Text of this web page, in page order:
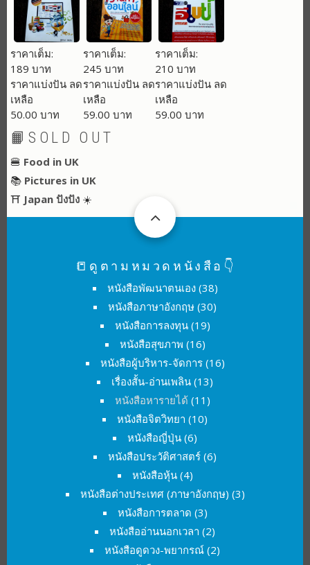
ราคาเต็ม:
189 บาท
ราคาแบ่งปัน ลด
เหลือ
50.00 บาท
ราคาเต็ม:
245 บาท
ราคาแบ่งปัน ลด
เหลือ
59.00 บาท
ราคาเต็ม:
210 บาท
ราคาแบ่งปัน ลด
เหลือ
59.00 บาท
📙SOLD OUT
🍔 Food in UK
📚 Pictures in UK
⛩ Japan ปังปัง ☀️
📒ดูตามหมวดหนังสือ👇
หนังสือพัฒนาตนเอง(38)
หนังสือภาษาอังกฤษ (30)
หนังสือการลงทุน(19)
หนังสือสุขภาพ (16)
หนังสือผู้บริหาร-จัดการ(16)
เรื่องสั้น-อ่านเพลิน (13)
หนังสือหารายได้(11)
หนังสือจิตวิทยา (10)
หนังสือญี่ปุ่น (6)
หนังสือประวัติศาสตร์ (6)
หนังสือหุ้น(4)
หนังสือต่างประเทศ (ภาษาอังกฤษ) (3)
หนังสือการตลาด (3)
หนังสืออ่านนอกเวลา (2)
หนังสือดูดวง-พยากรณ์ (2)